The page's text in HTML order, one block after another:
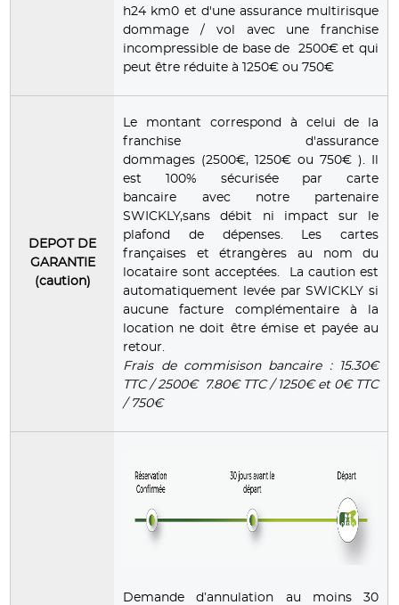
h24 km0 et d'une assurance multirisque
dommage / vol avec une franchise
incompressible de base de 2500€ et qui
peut être réduite à 1250€ ou 750€
DEPOT DE
GARANTIE
(caution)
Le montant correspond à celui de la
franchise d'assurance
dommages (2500€, 1250€ ou 750€ ). Il
est 100% sécurisée par carte
bancaire avec notre partenaire
SWICKLY,sans débit ni impact sur le
plafond de dépenses. Les cartes
françaises et étrangères au nom du
locataire sont acceptées. La caution est
automatiquement levée par SWICKLY si
aucune facture complémentaire à la
location ne doit être émise et payée au
retour.
Frais de commisison bancaire : 15.30€
TTC / 2500€ 7.80€ TTC / 1250€ et 0€ TTC
/ 750€
Demande d’annulation au moins 30